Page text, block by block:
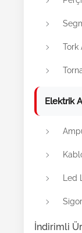
Tork
Elektrik
İndirimli